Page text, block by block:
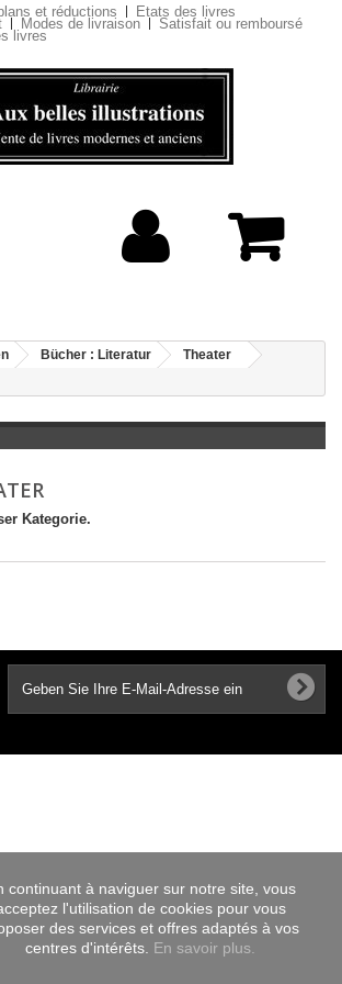
et réductions Etats des livres
Modes de livraison Satisfait ou remboursé
livres
Bücher : Literatur
Theater
Kategorie.
continuant à naviguer sur notre site, vous
l'utilisation de cookies pour vous
des services et offres adaptés à vos
centres d'intérêts. En savoir plus.